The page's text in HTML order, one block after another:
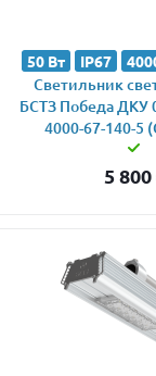
50 Вт IP67
Светильник
БСТЗ Победа ДКУ
4000-67-140-5
5 800